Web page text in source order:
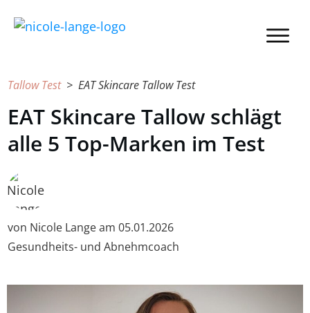
Tallow Test> EAT Skincare Tallow Test
EAT Skincare Tallow schlägt
alle 5 Top-Marken im Test
von Nicole Lange am 05.01.2026
Gesundheits- und Abnehmcoach